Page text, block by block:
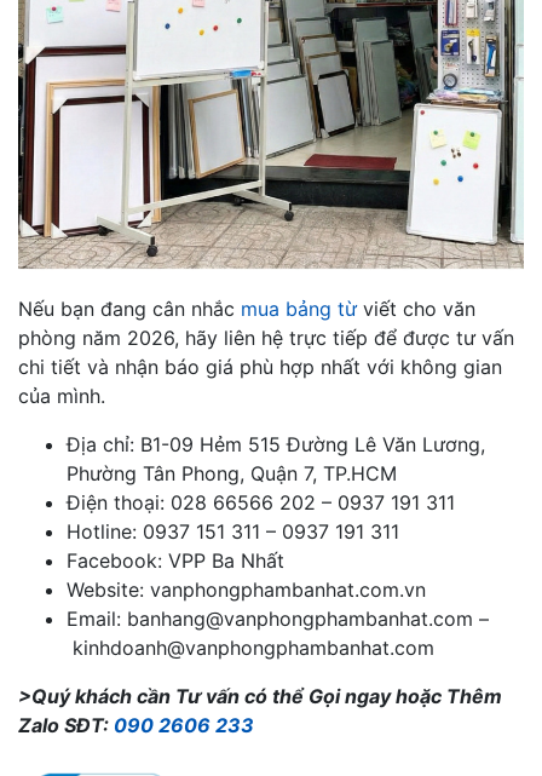
Nếu bạn đang cân nhắc mua bảng từviết cho văn
phòng năm 2026, hãy liên hệ trực tiếp để được tư vấn
chi tiết và nhận báo giá phù hợp nhất với không gian
của mình.
Địa chỉ: B1-09 Hẻm 515 Đường Lê Văn Lương,
Phường Tân Phong, Quận 7, TP.HCM
Điện thoại: 028 66566 202 – 0937 191 311
Hotline: 0937 151 311 – 0937 191 311
Facebook: VPP Ba Nhất
Website: vanphongphambanhat.com.vn
Email: banhang@vanphongphambanhat.com –
kinhdoanh@vanphongphambanhat.com
>Quý khách cần Tư vấn có thể Gọi ngay hoặc Thêm
Zalo SĐT: 090 2606 233